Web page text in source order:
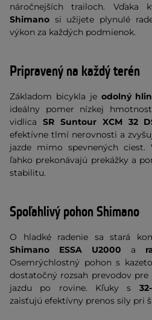
náročnejších trailoch. Vďaka
Shimano si užijete plynulé
výkon za každých podmienok.
Pripravený na každý terén
Základom bicykla je odolný
ideálny pomer nízkej
vidlica SR Suntour XCM 32
efektívne tlmí nerovnosti a
jazde mimo spevnených ciest.
ľahko prekonávajú prekážky a
stabilitu.
Spoľahlivý pohon Shimano
O hladké radenie sa stará
Shimano ESSA U2000 a
Osemrýchlostný pohon s
dostatočný rozsah prevodov
jazdu po rovine. Kľuky s
zaisťujú efektívny prenos sily pri